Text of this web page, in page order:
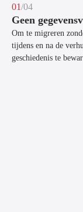
01/04
Geen
Om te migreren
tijdens en na de
geschiedenis te